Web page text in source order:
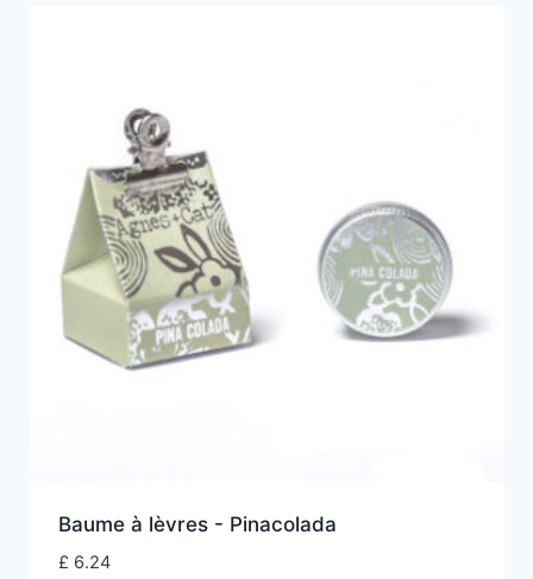
Baume à lèvres - Pinacolada
£ 6.24